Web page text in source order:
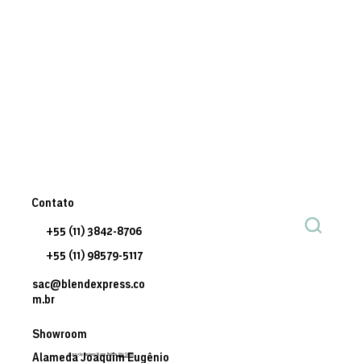
© 2035 by Business Name. Built on Wix Studio
Contato
sac@blendexpress.co
m.br
+55 (11) 3842-8706
+55 (11) 98579-5117
Showroom
Alameda Joaquim Eugênio